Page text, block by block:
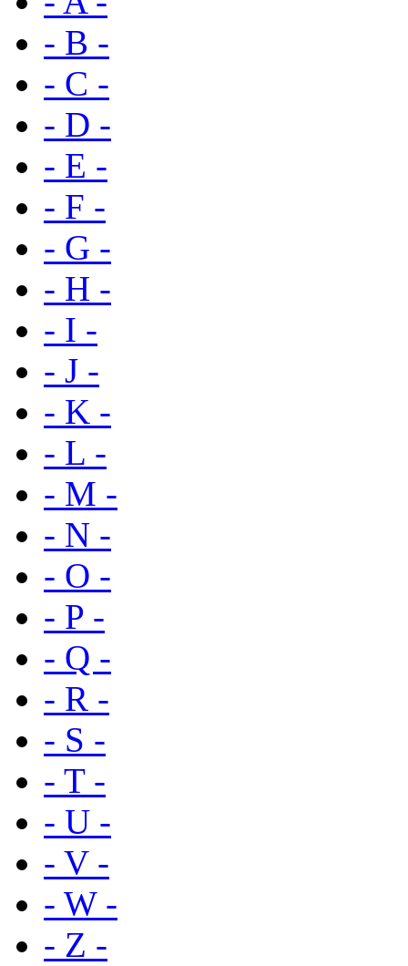
- B -
- C -
- D -
- E -
- F -
- G -
- H -
- I -
- J -
- K -
- L -
- M -
- N -
- O -
- P -
- Q -
- R -
- S -
- T -
- U -
- V -
- W -
- Z -